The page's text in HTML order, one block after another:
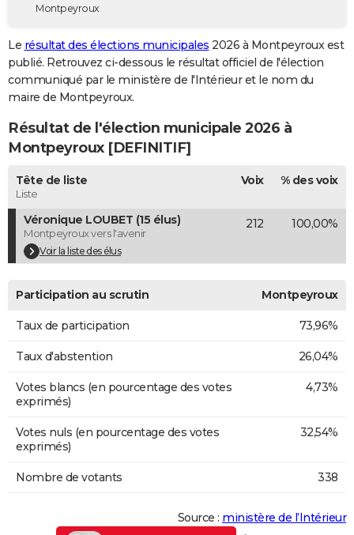
Destinations
City break
Voyage nature
Voyage de noces
Forum
GUIDES D'ACHAT
BONS PLANS
Carte de Noël
Carte Bonne année
Carte Saint-Valentin
Carte Pâques
Carte d'anniversaire
DICTIONNAIRE
Dictionnaire
Biographies
Citations
Expressions
Proverbes
PROGRAMME TV
COPAINS D'AVANT
S'inscrire
Se connecter
Lycées
Collèges
Primaires
Universités
Entreprises
Service militaire
Avis de recherche
AVIS DE DÉCÈS
Bricolage
Television
Montpeyroux
Le résultat des élections municipales 2026 à Montpeyroux est
publié. Retrouvez ci-dessous le résultat officiel de l'élection
communiqué par le ministère de l'Intérieur et le nom du
maire de Montpeyroux.
Résultat de l'élection municipale 2026 à
Montpeyroux [DEFINITIF]
Tête de liste
Liste
Voix % des voix
Véronique LOUBET (15 élus)
Montpeyroux vers l'avenir
Voir la liste des élus
212 100,00%
Participation au scrutin Montpeyroux
Taux de participation 73,96%
Taux d'abstention 26,04%
Votes blancs (en pourcentage des votes
exprimés)
4,73%
Votes nuls (en pourcentage des votes
exprimés)
32,54%
Nombre de votants 338
Source : ministère de l’Intérieur